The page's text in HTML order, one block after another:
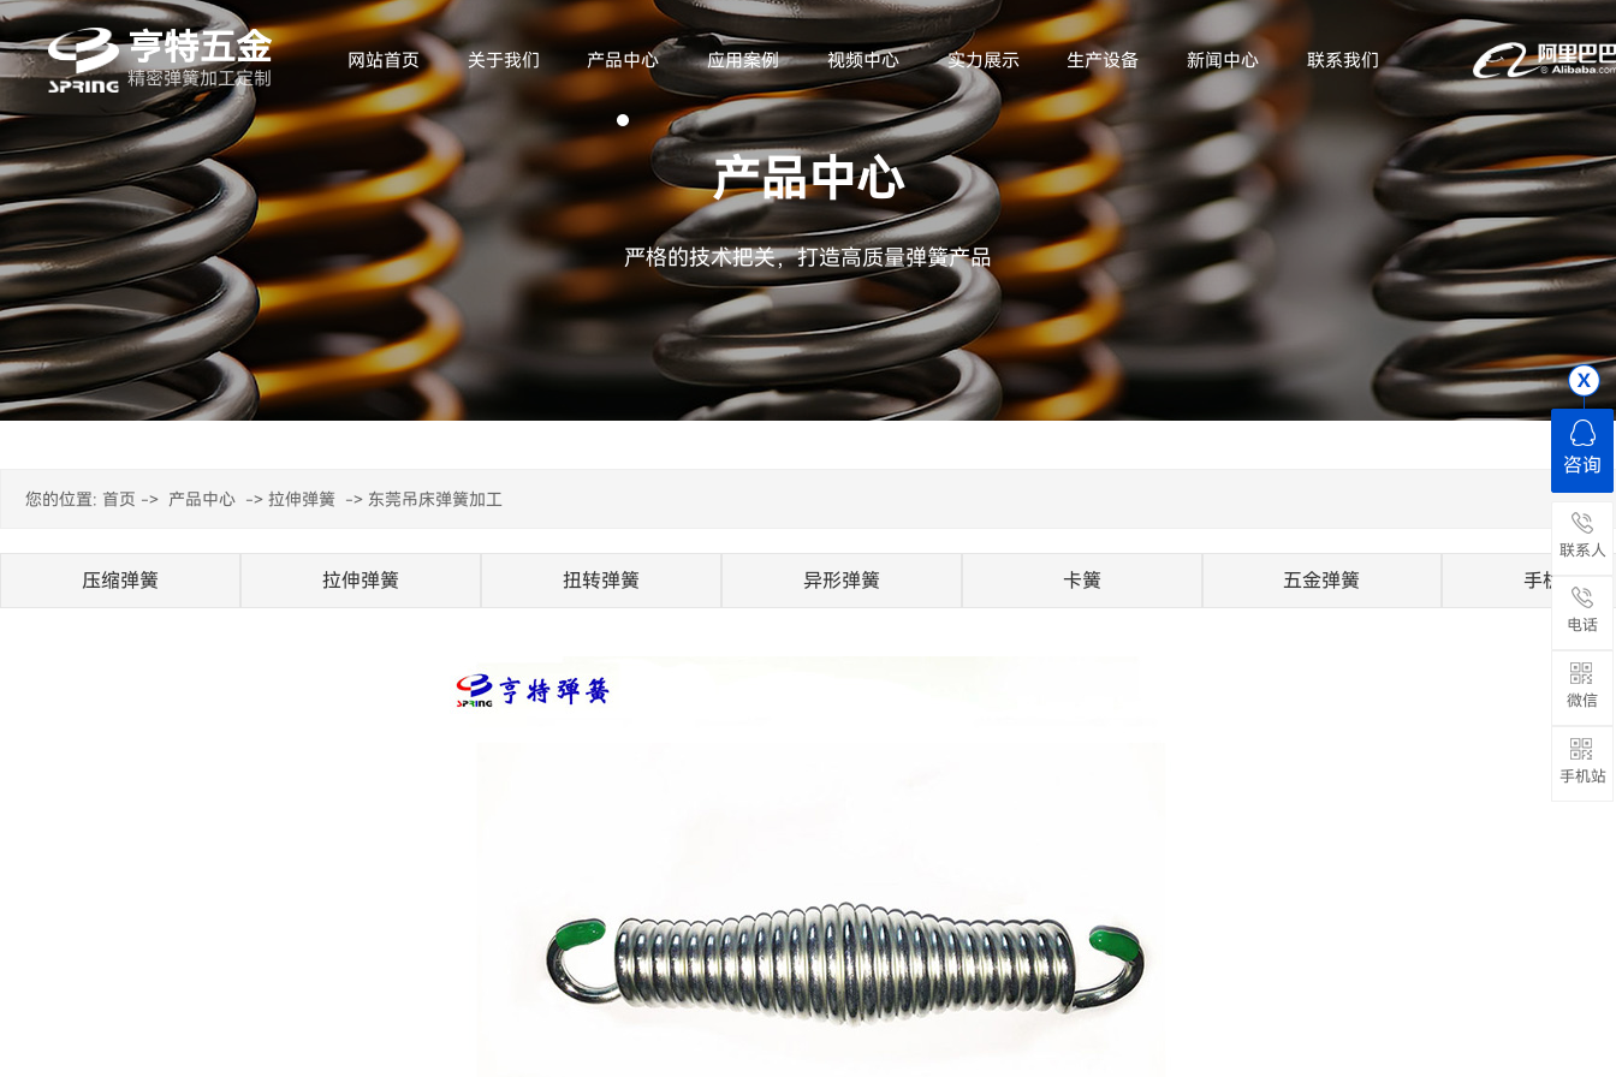
亨特五金
精密弹簧加工定制
网站首页 关于我们 产品中心 应用案例 视频中心 实力展示 生产设备 新闻中心 联系我们
产品中心
严格的技术把关，打造高质量弹簧产品
您的位置: 首页 -> 产品中心 -> 拉伸弹簧 -> 东莞吊床弹簧加工
压缩弹簧 拉伸弹簧 扭转弹簧 异形弹簧 卡簧 五金弹簧 手机弹簧
咨询
联系人
电话
微信
手机站